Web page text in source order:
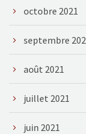
octobre 2021
septembre
août 2021
juillet 2021
juin 2021